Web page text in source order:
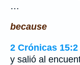
…
because
2 Crónicas 15:2
y salió al